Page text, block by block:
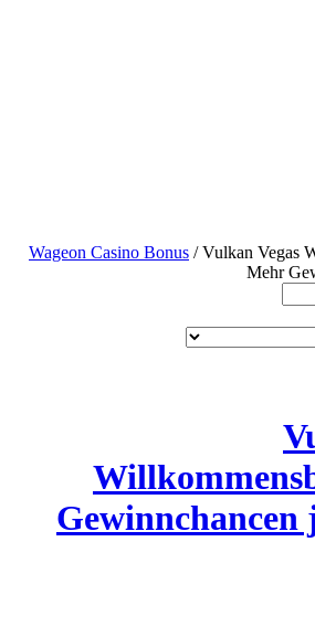
Wageon Casino Bonus / Vulkan Vegas
Mehr
Gewinnchancen